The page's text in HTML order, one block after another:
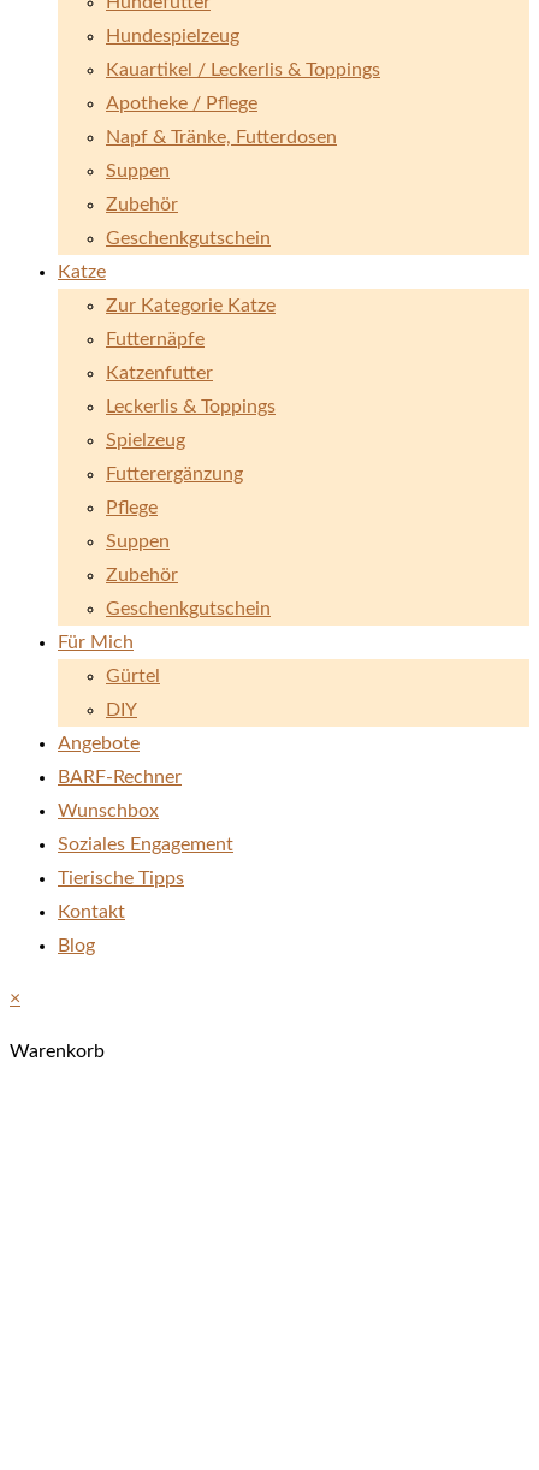
Hundespielzeug
Kauartikel / Leckerlis & Toppings
Apotheke / Pflege
Napf & Tränke, Futterdosen
Suppen
Zubehör
Geschenkgutschein
Katze
Zur Kategorie Katze
Futternäpfe
Katzenfutter
Leckerlis & Toppings
Spielzeug
Futterergänzung
Pflege
Suppen
Zubehör
Geschenkgutschein
Für Mich
Gürtel
DIY
Angebote
BARF-Rechner
Wunschbox
Soziales Engagement
Tierische Tipps
Kontakt
Blog
×
Warenkorb